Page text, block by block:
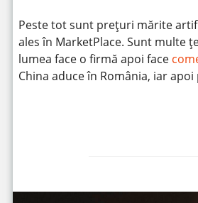
Peste tot sunt prețuri mărite
ales în MarketPlace. Sunt multe
lumea face o firmă apoi face
China aduce în România, iar apoi